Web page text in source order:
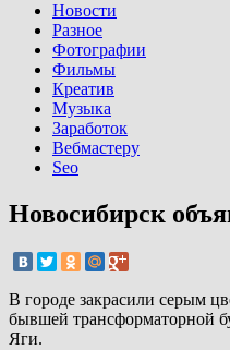
Новости
Разное
Фотографии
Фильмы
Креатив
Музыка
Заработок
Вебмастеру
Seo
Новосибирск
В городе закрасили серым
бывшей трансформаторной
Яги.